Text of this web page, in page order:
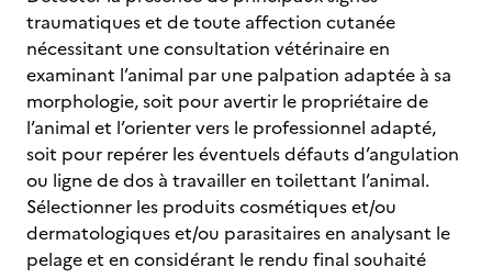
traumatiques et de toute affection cutanée
nécessitant une consultation vétérinaire en
examinant l’animal par une palpation adaptée à sa
morphologie, soit pour avertir le propriétaire de
l’animal et l’orienter vers le professionnel adapté,
soit pour repérer les éventuels défauts d’angulation
ou ligne de dos à travailler en toilettant l’animal.
Sélectionner les produits cosmétiques et/ou
dermatologiques et/ou parasitaires en analysant le
pelage et en considérant le rendu final souhaité